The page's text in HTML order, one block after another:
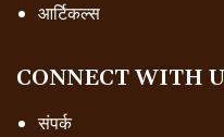
आर्टिकल्स
CONNECT WITH
संपर्क